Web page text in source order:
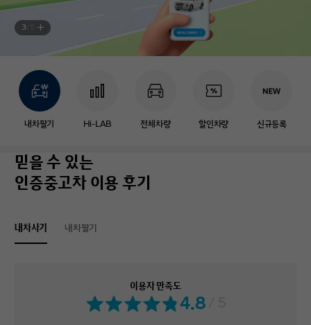
3
내차팔기 Hi-LAB 전체차량 할인차량 신규등록
믿을 수 있는
인증중고차 이용 후기
내차사기 내차팔기
이용자 만족도
4.8